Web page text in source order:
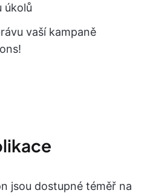
úkolů
vaší kampaně
jsou dostupné téměř na